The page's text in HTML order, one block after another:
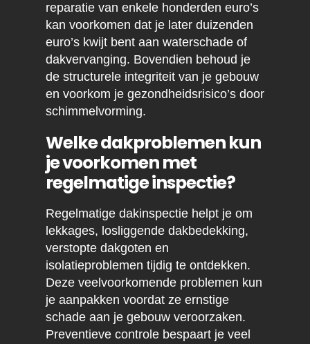
reparatie van enkele honderden euro’s
kan voorkomen dat je later duizenden
euro’s kwijt bent aan waterschade of
dakvervanging. Bovendien behoud je
de structurele integriteit van je gebouw
en voorkom je gezondheidsrisico’s door
schimmelvorming.
Welke dakproblemen kun
je voorkomen met
regelmatige inspectie?
Regelmatige dakinspectie helpt je om
lekkages, losliggende dakbedekking,
verstopte dakgoten en
isolatieproblemen tijdig te ontdekken.
Deze veelvoorkomende problemen kun
je aanpakken voordat ze ernstige
schade aan je gebouw veroorzaken.
Preventieve controle bespaart je veel